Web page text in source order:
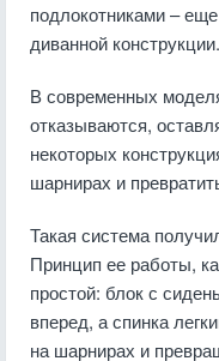
подлокотниками –
диванной конструкции.
В современных
отказываются,
некоторых
шарнирах и
Такая система
Принцип ее работы,
простой: блок с
вперед, а спинка
на шарнирах и